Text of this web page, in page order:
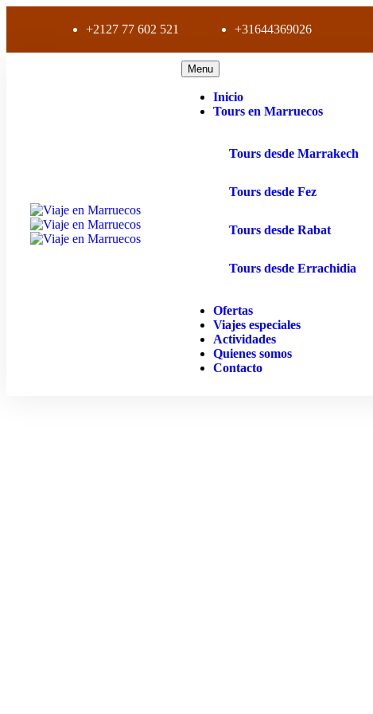
+2127 77 602 521 +31644369026
Menu
Inicio
Tours en Marruecos
Tours desde Marrakech
Tours desde Fez
Tours desde Rabat
Tours desde Errachidia
Ofertas
Viajes especiales
Actividades
Quienes somos
Contacto